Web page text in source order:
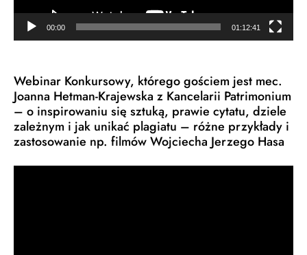
00:00 01:12:41
Webinar Konkursowy, którego gościem jest mec.
Joanna Hetman-Krajewska z Kancelarii Patrimonium
– o inspirowaniu się sztuką, prawie cytatu, dziele
zależnym i jak unikać plagiatu – różne przykłady i
zastosowanie np. filmów Wojciecha Jerzego Hasa